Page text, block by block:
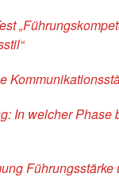
In welcher